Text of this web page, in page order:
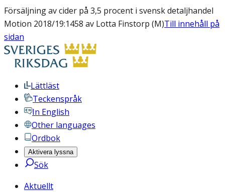
Försäljning av cider på 3,5 procent i svensk detaljhandel
Motion 2018/19:1458 av Lotta Finstorp (M)Till innehåll på
sidan
Lättläst
Teckenspråk
In English
Other languages
Ordbok
Aktivera lyssna
Sök
Aktuellt